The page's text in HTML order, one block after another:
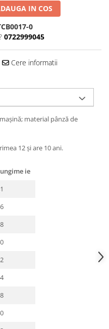
IN COS
0
0722999045
Cere informatii
material pânză de
12 și are 10 ani.
ie